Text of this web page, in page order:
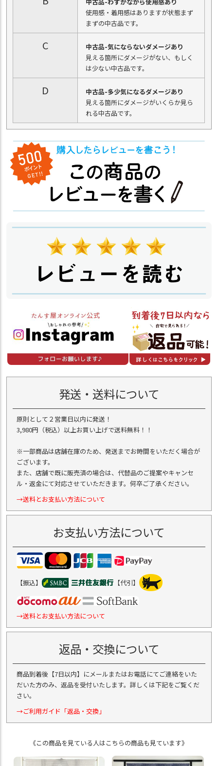
使用感・着用感はありますが状態まず
まずの中古品です。
C
中古品-気にならないダメージあり
見える箇所にダメージがない、もしく
は少ない中古品です。
D
中古品-多少気になるダメージあり
見える箇所にダメージがいくらか見ら
れる中古品です。
発送・送料について
原則として２営業日以内に発送！
3,980円（税込）以上お買い上げで送料無料！！
※一部商品は店舗在庫のため、発送までお時間をいただく場合が
ございます。
また、店舗で既に販売済の場合は、代替品のご提案やキャンセ
ル・返金にて対応させていただきます。何卒ご了承ください。
→送料とお支払い方法について
お支払い方法について
【振込】 【代引】
→送料とお支払い方法について
返品・交換について
商品到着後【7日以内】にメールまたはお電話にてご連絡をいた
だいた方のみ、返品を受付いたします。詳しくは下記をご覧くだ
さい。
→ご利用ガイド「返品・交換」
《この商品を見ている人はこちらの商品も見ています》